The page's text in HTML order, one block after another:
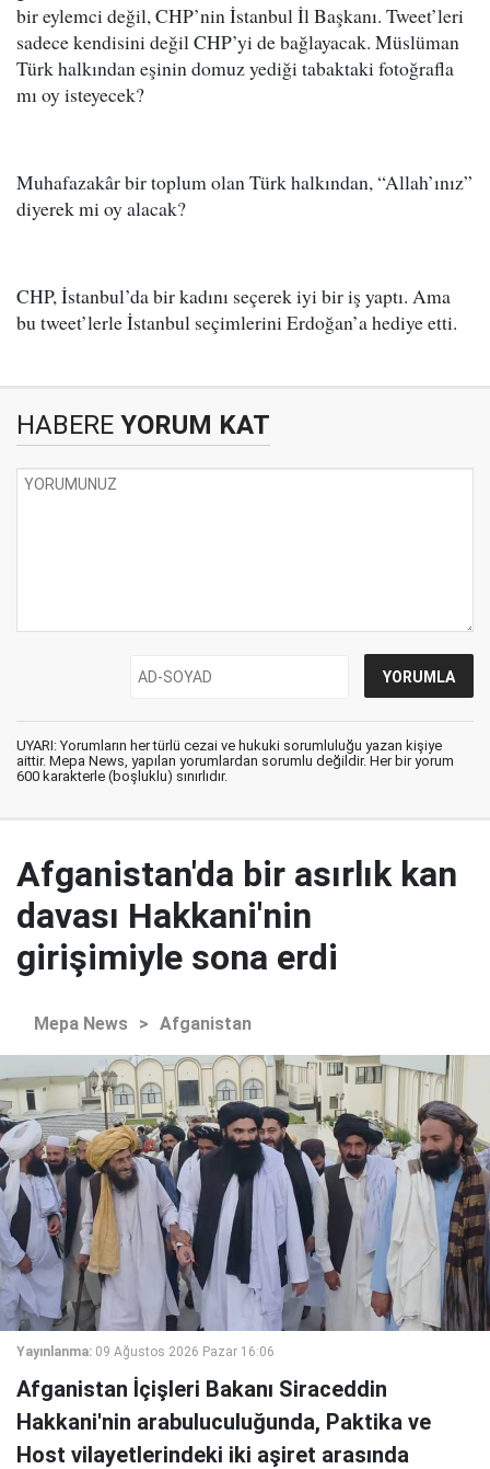
bir eylemci değil, CHP’nin İstanbul İl Başkanı. Tweet’leri
sadece kendisini değil CHP’yi de bağlayacak. Müslüman
Türk halkından eşinin domuz yediği tabaktaki fotoğrafla
mı oy isteyecek?
Muhafazakâr bir toplum olan Türk halkından, “Allah’ınız”
diyerek mi oy alacak?
CHP, İstanbul’da bir kadını seçerek iyi bir iş yaptı. Ama
bu tweet’lerle İstanbul seçimlerini Erdoğan’a hediye etti.
HABERE YORUM KAT
UYARI: Yorumların her türlü cezai ve hukuki sorumluluğu yazan kişiye
aittir. Mepa News, yapılan yorumlardan sorumlu değildir. Her bir yorum
600 karakterle (boşluklu) sınırlıdır.
Afganistan'da bir asırlık kan
davası Hakkani'nin
girişimiyle sona erdi
Mepa News > Afganistan
Yayınlanma: 09 Ağustos 2026 Pazar 16:06
Afganistan İçişleri Bakanı Siraceddin
Hakkani'nin arabuluculuğunda, Paktika ve
Host vilayetlerindeki iki aşiret arasında